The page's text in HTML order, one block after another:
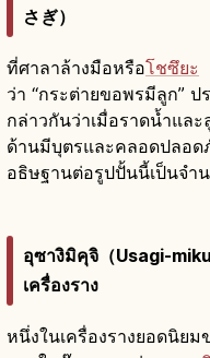
さぎ）
ที่ศาลาล้างมือหรือโชซึยะ
ว่า “กระต่ายขอพรมีลูก” ป
กล่าวกันว่าเมื่อราดน้ำแล
ด้านมีบุตรและคลอดปลอ
อธิษฐานต่อรูปปั้นนี้เป็นจำ
อุซางิมิคุจิ（Usagi-
เครื่องราง
หนึ่งในเครื่องรางยอดนิยม